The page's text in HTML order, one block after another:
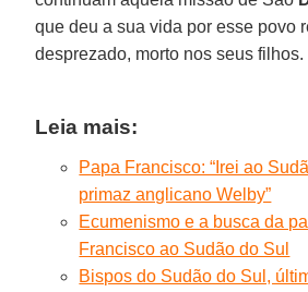
que deu a sua vida por esse povo
desprezado, morto nos seus filhos.
Leia mais:
Papa Francisco: “Irei ao
primaz anglicano Welby”
Ecumenismo e a busca da
Francisco ao Sudão do Sul
Bispos do Sudão do Sul,